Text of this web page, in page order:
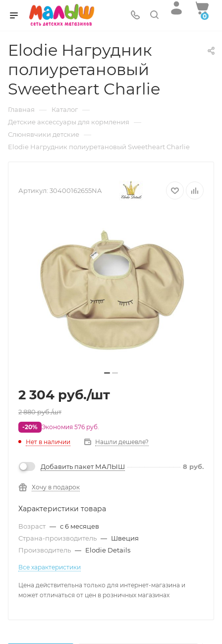
0
Elodie Нагрудник
полиуретановый
Sweetheart Charlie
Главная — Каталог —
Детские аксессуары для кормления —
Слюнявчики детские —
Elodie Нагрудник полиуретановый Sweetheart Charlie
Артикул: 30400162655NA
2 304 руб./шт
2 880руб./шт
-20% Экономия 576 руб.
Нет в наличии
Нашли дешевле?
Добавить пакет МАЛЫШ 8 руб.
Хочу в подарок
Характеристики товара
Возраст — с 6 месяцев
Страна-производитель — Швеция
Производитель — Elodie Details
Все характеристики
Цена действительна только для интернет-магазина и
может отличаться от цен в розничных магазинах